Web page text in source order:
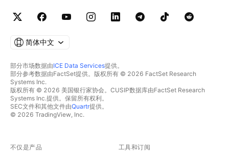
简体中文
部分市场数据由ICE Data Services提供。
部分参考数据由FactSet提供。版权所有 © 2026 FactSet Research
Systems Inc.
版权所有 © 2026 美国银行家协会。CUSIP数据库由FactSet Research
Systems Inc.提供。保留所有权利。
SEC文件和其他文件由Quartr提供。
© 2026 TradingView, Inc.
不仅是产品 工具和订阅